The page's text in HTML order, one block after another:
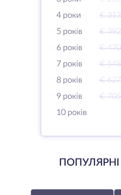
4 роки
€
5 років
€
6 років
€
7 років
€
8 років
€
9 років
€
10 років